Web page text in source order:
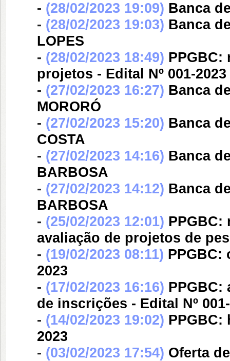
- (28/02/2023 19:09) Banca
- (28/02/2023 19:03) Banca
LOPES
- (28/02/2023 18:49) PPGBC:
projetos - Edital Nº 001-2023
- (27/02/2023 16:27) Banca
MORORÓ
- (27/02/2023 15:20) Banca
COSTA
- (27/02/2023 14:16) Banca
BARBOSA
- (27/02/2023 14:12) Banca
BARBOSA
- (25/02/2023 12:01) PPGBC:
avaliação de projetos de
- (19/02/2023 08:11) PPGBC:
2023
- (17/02/2023 16:16) PPGBC:
de inscrições - Edital Nº
- (14/02/2023 19:02) PPGBC:
2023
- (03/02/2023 17:54) Oferta